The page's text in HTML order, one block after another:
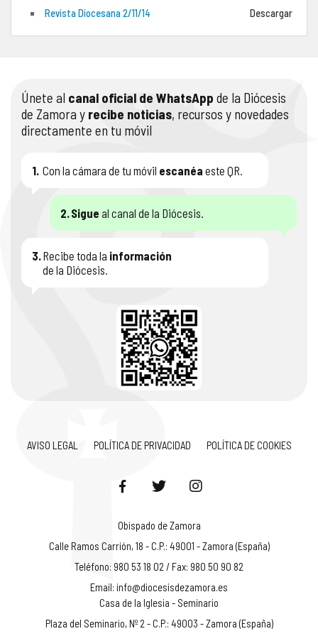
Revista Diocesana 2/11/14 Descargar
Únete al canal oficial de WhatsApp de la Diócesis
de Zamora y recibe noticias, recursos y novedades
directamente en tu móvil
1. Con la cámara de tu móvil escanéa este QR.
2.Sigue al canal de la Diócesis.
3.Recibe toda la información
de la Diócesis.
AVISO LEGAL POLÍTICA DE PRIVACIDAD POLÍTICA DE COOKIES
Obispado de Zamora
Calle Ramos Carrión, 18 - C.P.: 49001 - Zamora (España)
Teléfono: 980 53 18 02 / Fax: 980 50 90 82
Email: info@diocesisdezamora.es
Casa de la Iglesia - Seminario
Plaza del Seminario, Nº 2 - C.P.: 49003 - Zamora (España)
PORTAL DE TRANSPARENCIA
RENDICIÓN CUENTAS ENTIDADES RELIGIOSAS
PREGUNTAS FRECUENTES
APOSTOLADO SEGLAR
VIDA CONSAGRADA
AUDIOS